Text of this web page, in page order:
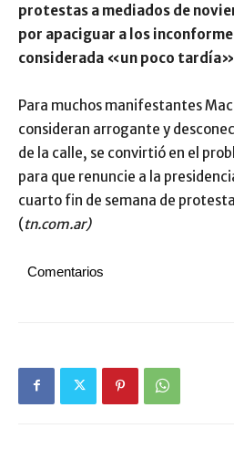
protestas a mediados de
por apaciguar a los
considerada «un poco
Para muchos manifestantes
consideran arrogante y
de la calle, se convirtió en el
para que renuncie a la
cuarto fin de semana de
(tn.com.ar)
Comentarios